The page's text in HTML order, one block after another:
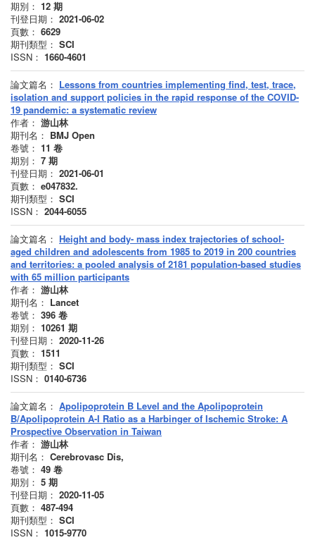
期別： 12 期
刊登日期： 2021-06-02
頁數： 6629
期刊類型： SCI
ISSN： 1660-4601
論文篇名： Lessons from countries implementing find, test, trace,
isolation and support policies in the rapid response of the COVID-
19 pandemic: a systematic review
作者： 游山林
期刊名： BMJ Open
卷號： 11 卷
期別： 7 期
刊登日期： 2021-06-01
頁數： e047832.
期刊類型： SCI
ISSN： 2044-6055
論文篇名： Height and body- mass index trajectories of school-
aged children and adolescents from 1985 to 2019 in 200 countries
and territories: a pooled analysis of 2181 population-based studies
with 65 million participants
作者： 游山林
期刊名： Lancet
卷號： 396 卷
期別： 10261 期
刊登日期： 2020-11-26
頁數： 1511
期刊類型： SCI
ISSN： 0140-6736
論文篇名： Apolipoprotein B Level and the Apolipoprotein
B/Apolipoprotein A-I Ratio as a Harbinger of Ischemic Stroke: A
Prospective Observation in Taiwan
作者： 游山林
期刊名： Cerebrovasc Dis,
卷號： 49 卷
期別： 5 期
刊登日期： 2020-11-05
頁數： 487-494
期刊類型： SCI
ISSN： 1015-9770